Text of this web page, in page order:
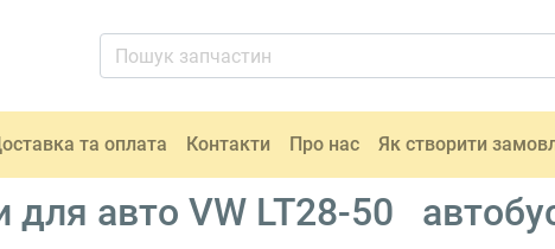
та оплата Контакти Про нас Як створити
для авто VW LT28-50